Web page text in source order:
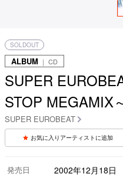
SOLDOUT
ALBUM ｜ CD
SUPER
STOP MEGAMIX
SUPER EUROBEAT
お気に入りアーティストに追加
発売日 2002年12月18日